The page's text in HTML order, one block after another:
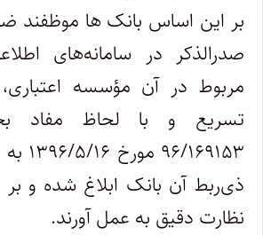
بر این اساس بانک ها موظفند
صدرالذکر در سامانه‌های
مربوط در آن مؤسسه
تسریع و با لحاظ مفاد
ذی‌ربط آن بانک ابلاغ شده و
نظارت دقیق به عمل آورند.